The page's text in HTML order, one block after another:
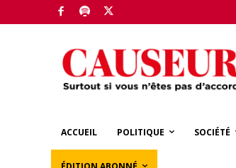
ACCUEIL POLITIQUE SOCIÉTÉ